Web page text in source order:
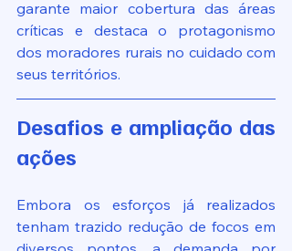
garante maior cobertura das áreas
críticas e destaca o protagonismo
dos moradores rurais no cuidado com
seus territórios.
Desafios e ampliação das
ações
Embora os esforços já realizados
tenham trazido redução de focos em